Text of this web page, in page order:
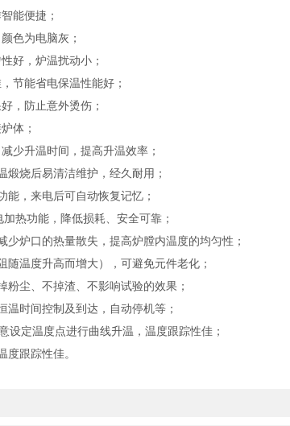
能便捷；
色为电脑灰；
好，炉温扰动小；
节能省电保温性能好；
，防止意外烫伤；
体；
升温时间，提高升温效率；
烧后易清洁维护，经久耐用；
，来电后可自动恢复记忆；
热功能，降低损耗、安全可靠；
炉口的热量散失，提高炉膛内温度的均匀性；
温度升高而增大），可避免元件老化；
尘、不掉渣、不影响试验的效果；
时间控制及到达，自动停机等；
定温度点进行曲线升温，温度跟踪性佳；
跟踪性佳。